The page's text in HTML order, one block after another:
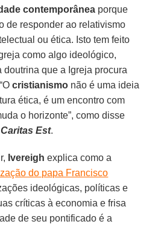
contemporânea porque
de responder ao relativismo
ou ética. Isto tem feito
como algo ideológico,
doutrina que a Igreja procura
cristianismo não é uma ideia
ética, é um encontro com
o horizonte”, como disse
Est.
Ivereigh explica como a
do papa Francisco
ideológicas, políticas e
críticas à economia e frisa
de seu pontificado é a